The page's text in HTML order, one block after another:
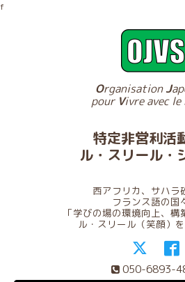
f
OrganisationJ
pour Vivre avec le
特定非営利活
ル・スリール・
西アフリカ、サハラ
フランス語の国
「学びの場の環境向上、構
ル・スリール（笑顔）
050-6893-